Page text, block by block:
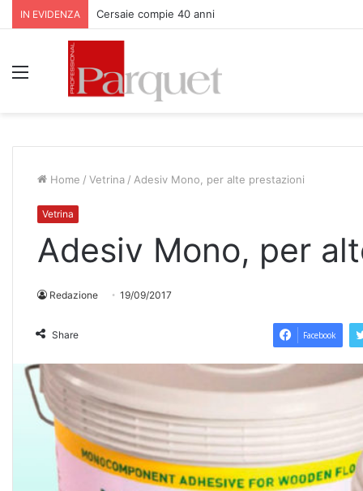
IN EVIDENZA Cersaie compie 40 anni
Home / Vetrina / Adesiv Mono, per alte prestazioni
Vetrina
Adesiv Mono, per
Redazione 19/09/2017
Share Facebook